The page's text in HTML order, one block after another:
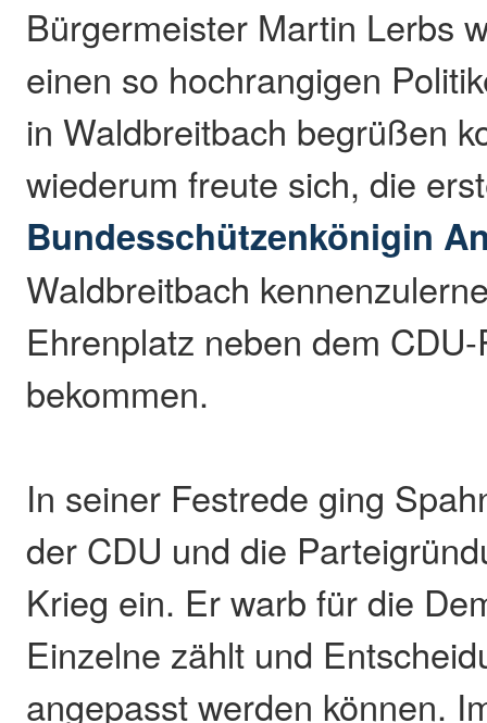
Bürgermeister Martin Lerbs
einen so hochrangigen
in Waldbreitbach begrüßen
wiederum freute sich, die
Bundesschützenkönigin
Waldbreitbach
Ehrenplatz neben dem
bekommen.
In seiner Festrede ging
der CDU und die
Krieg ein. Er warb für die
Einzelne zählt und
angepasst werden können.